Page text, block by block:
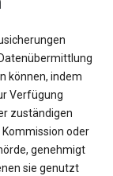
können, indem
Verfügung
zuständigen
Kommission oder
genehmigt
sie genutzt